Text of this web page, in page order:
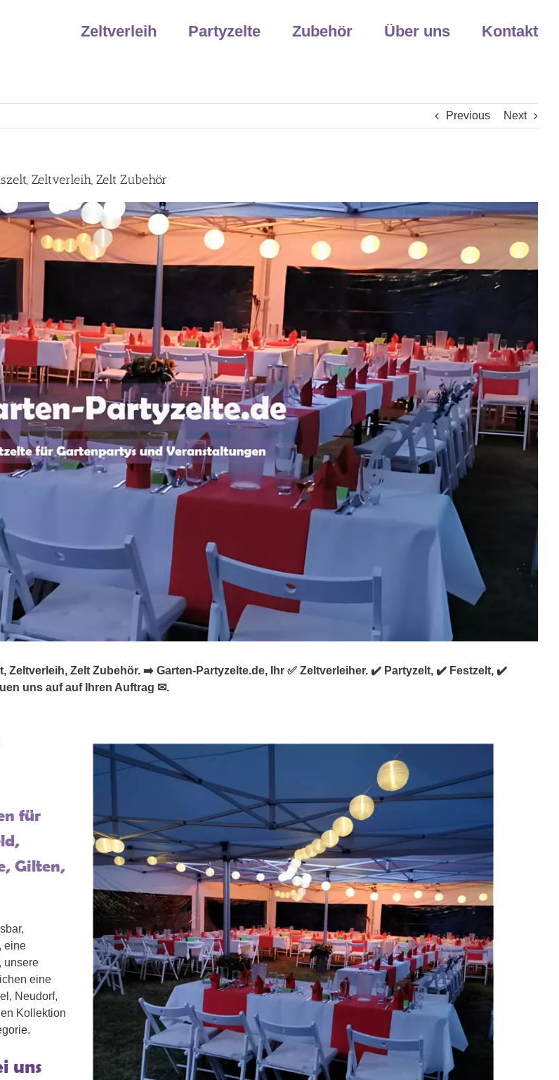
Zeltverleih Partyzelte Zubehör Über uns Kontakt
Previous Next
Zeltverleih, Zelt Zubehör
Zelt Zubehör. ➡️ Garten-Partyzelte.de, Ihr ✅ Zeltverleiher. ✔️ Partyzelt, ✔️ Festzelt, ✔️
uns auf auf Ihren Auftrag ✉.
für
Gilten,
eine
unsere
eine
Neudorf,
Kollektion
uns